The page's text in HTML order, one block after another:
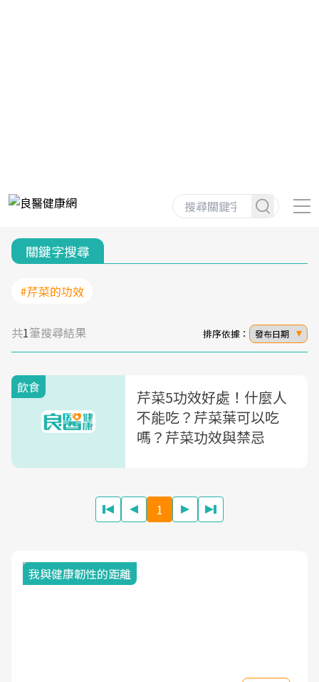
關鍵字搜尋
#芹菜的功效
共1筆搜尋結果 排序依據： 發布日期
飲食
芹菜5功效好處！什麼人
不能吃？芹菜葉可以吃
嗎？芹菜功效與禁忌
1
我與健康韌性的距離